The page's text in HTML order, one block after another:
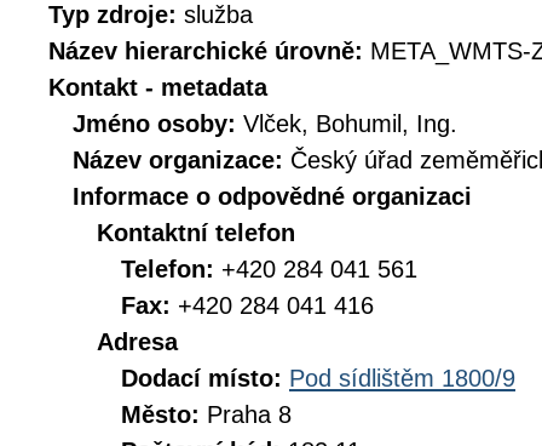
Typ zdroje: služba
Název hierarchické úrovně: META_WMTS-
Kontakt - metadata
Jméno osoby: Vlček, Bohumil, Ing.
Název organizace: Český úřad
Informace o odpovědné organizaci
Kontaktní telefon
Telefon: +420 284 041 561
Fax: +420 284 041 416
Adresa
Dodací místo: Pod sídlištěm 1800/9
Město: Praha 8